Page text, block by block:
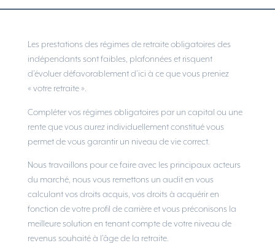
Les prestations des régimes de retraite obligatoires des
indépendants sont faibles, plafonnées et risquent
d’évoluer défavorablement d’ici à ce que vous preniez
« votre retraite ».
Compléter vos régimes obligatoires par un capital ou une
rente que vous aurez individuellement constitué vous
permet de vous garantir un niveau de vie correct.
Nous travaillons pour ce faire avec les principaux acteurs
du marché, nous vous remettons un audit en vous
calculant vos droits acquis, vos droits à acquérir en
fonction de votre profil de carrière et vous préconisons la
meilleure solution en tenant compte de votre niveau de
revenus souhaité à l’âge de la retraite.